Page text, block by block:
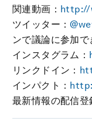
関連動画： http://
ツイッター：
ンで議論に参加で
インスタグラム：
リンクドイン：
インパクト：
最新情報の配信登